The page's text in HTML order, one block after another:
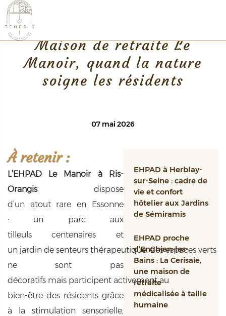
Retour
Maison de retraite Le
Manoir, quand la nature
soigne les résidents
07 mai 2026
Àretenir:
L’EHPAD Le Manoir à Ris-
Orangisdispose
d’un atoutrareen
Essonne
: un parc aux
tilleulscentenaires et
un jardin de senteurs thérapeutique.Ces espaces verts
nesont pas
décoratifs mais participent activementau
bien-être des résidentsgrâce
à la stimulation sensorielle,
EHPAD à Herblay-
sur-Seine : cadre de
vie et confort
hôtelier aux Jardins
de Sémiramis
EHPAD proche
d’Enghien-les-
Bains : La Cerisaie,
une maison de
retraite
médicalisée à taille
humaine